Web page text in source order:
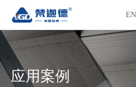
EN
应用案例